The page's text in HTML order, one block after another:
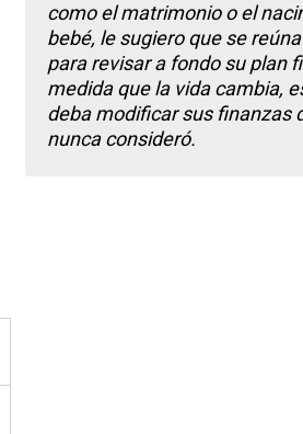
como el matrimonio o el
bebé, le sugiero que se
para revisar a fondo su plan
medida que la vida cambia,
deba modificar sus finanzas
nunca consideró.